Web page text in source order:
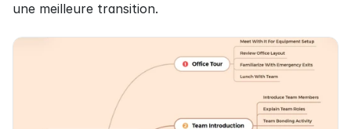
une meilleure transition.